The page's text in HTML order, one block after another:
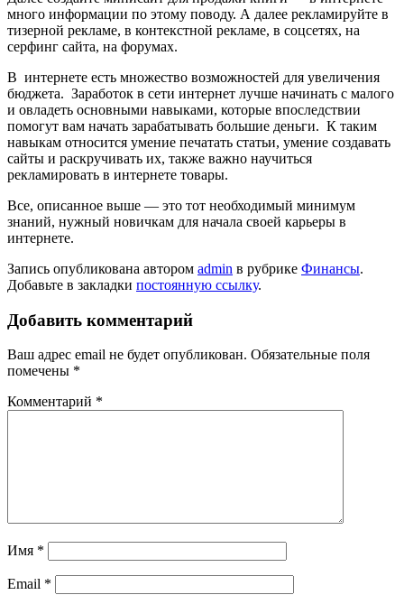
много информации по этому поводу. А далее рекламируйте в
тизерной рекламе, в контекстной рекламе, в соцсетях, на
серфинг сайта, на форумах.
В интернете есть множество возможностей для увеличения
бюджета. Заработок в сети интернет лучше начинать с малого
и овладеть основными навыками, которые впоследствии
помогут вам начать зарабатывать большие деньги. К таким
навыкам относится умение печатать статьи, умение создавать
сайты и раскручивать их, также важно научиться
рекламировать в интернете товары.
Все, описанное выше — это тот необходимый минимум
знаний, нужный новичкам для начала своей карьеры в
интернете.
Запись опубликована автором admin в рубрике Финансы.
Добавьте в закладки постоянную ссылку.
Добавить комментарий
Ваш адрес email не будет опубликован. Обязательные поля
помечены *
Комментарий *
Имя *
Email *